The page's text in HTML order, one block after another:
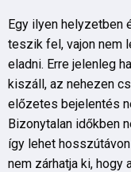
Egy ilyen helyzetben
teszik fel, vajon nem
eladni. Erre jelenleg
kiszáll, az nehezen
előzetes bejelentés
Bizonytalan időkben
így lehet
nem zárhatja ki,